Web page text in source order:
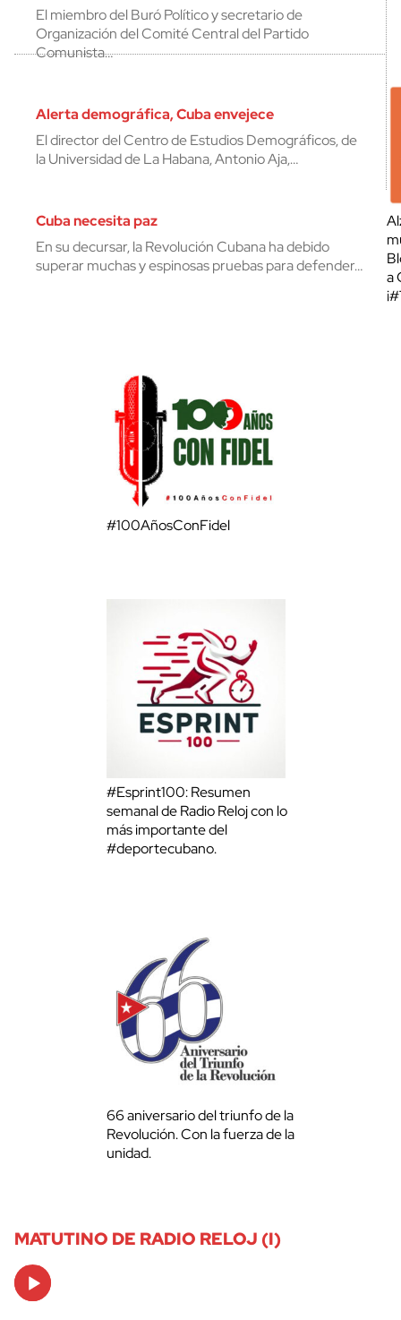
El miembro del Buró Político y secretario de
Organización del Comité Central del Partido
Comunista…
Alerta demográfica, Cuba envejece
El director del Centro de Estudios Demográficos, de
la Universidad de La Habana, Antonio Aja,…
Cuba necesita paz
En su decursar, la Revolución Cubana ha debido
superar muchas y espinosas pruebas para defender…
a
#100AñosConFidel
#Esprint100: Resumen
semanal de Radio Reloj con lo
más importante del
#deportecubano.
66 aniversario del triunfo de la
Revolución. Con la fuerza de la
unidad.
MATUTINO DE RADIO RELOJ (I)
Audio
Player